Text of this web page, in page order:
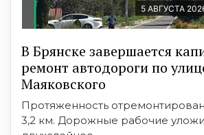
5 АВГУСТА
В Брянске завершается
ремонт автодороги по
Маяковского
Протяженность
3,2 км. Дорожные рабочие